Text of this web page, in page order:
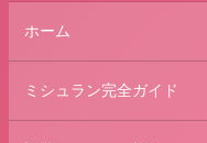
ホーム
ミシュラン完全ガイド